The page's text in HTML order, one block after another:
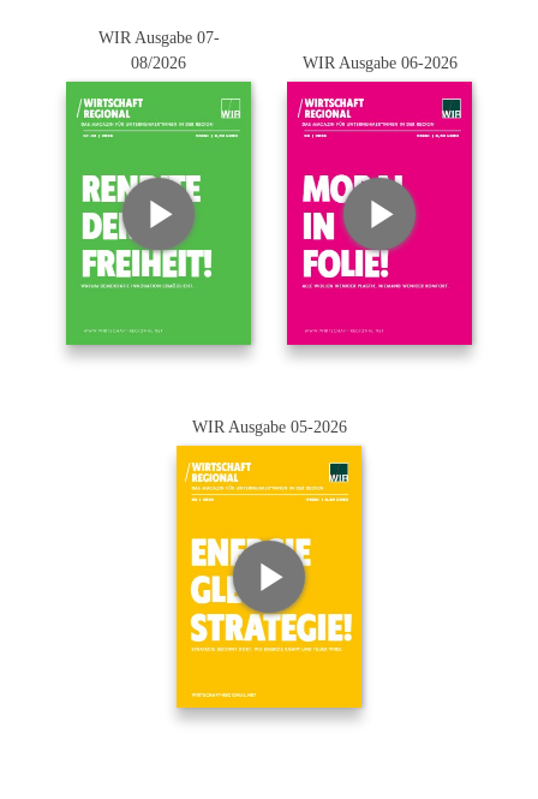
WIR Ausgabe 07-
08/2026
WIR Ausgabe 06-2026
WIR Ausgabe 05-2026